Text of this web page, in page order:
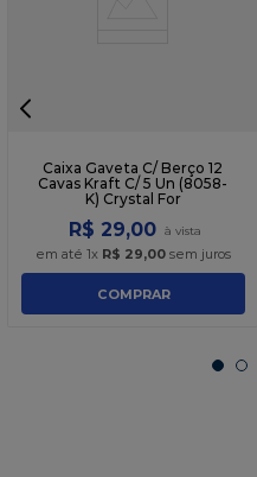
Caixa Gaveta C/ Berço 12
Cavas Kraft C/ 5 Un (8058-
K) Crystal For
R$ 29,00
em até 1x R$ 29,00sem juros
COMPRAR